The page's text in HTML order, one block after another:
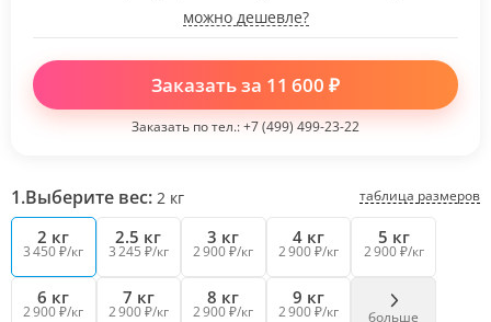
1.Выберите вес: 2 кг таблица размеров
2 кг
3 450 ₽/кг
2.5 кг
3 245 ₽/кг
3 кг
2 900 ₽/кг
4 кг
2 900 ₽/кг
5 кг
2 900 ₽/кг
6 кг
2 900 ₽/кг
7 кг
2 900 ₽/кг
8 кг
2 900 ₽/кг
9 кг
2 900 ₽/кг больше
можно дешевле?
Заказать за 11 600 ₽
Заказать по тел.:+7 (499) 499-23-22